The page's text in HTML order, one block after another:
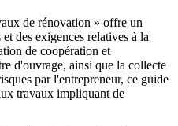
de rénovation » offre un
des exigences relatives à la
de coopération et
d'ouvrage, ainsi que la collecte
par l'entrepreneur, ce guide
travaux impliquant de